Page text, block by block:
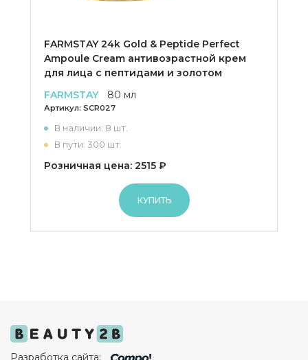
FARMSTAY 24k Gold & Peptide Perfect
Ampoule Cream антивозрастной крем
для лица с пептидами и золотом
FARMSTAY
80 мл
Артикул: SCR027
В наличии: 8 шт.
В пути: 300 шт.
Розничная цена: 2515 ₽
КУПИТЬ
Разработка сайта: